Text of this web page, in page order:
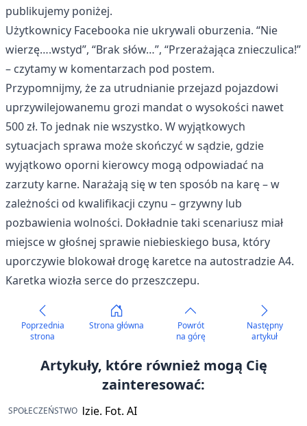
publikujemy poniżej.
Użytkownicy Facebooka nie ukrywali oburzenia. “Nie
wierzę….wstyd”, “Brak słów…”, “Przerażająca znieczulica!”
– czytamy w komentarzach pod postem.
Przypomnijmy, że za utrudnianie przejazd pojazdowi
uprzywilejowanemu grozi mandat o wysokości nawet
500 zł. To jednak nie wszystko. W wyjątkowych
sytuacjach sprawa może skończyć w sądzie, gdzie
wyjątkowo oporni kierowcy mogą odpowiadać na
zarzuty karne. Narażają się w ten sposób na karę – w
zależności od kwalifikacji czynu – grzywny lub
pozbawienia wolności. Dokładnie taki scenariusz miał
miejsce w głośnej sprawie niebieskiego busa, który
uporczywie blokował drogę karetce na autostradzie A4.
Karetka wiozła serce do przeszczepu.
Poprzednia
strona
Strona główna
Powrót
na górę
Następny
artykuł
Artykuły, które również mogą Cię
zainteresować:
SPOŁECZEŃSTWO